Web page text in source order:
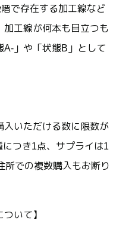
で存在する加工線など
加工線が何本も目立つも
A-」や「状態B」として
入いただける数に限数が
つき1点、サプライは1
所での複数購入もお断り
いて】